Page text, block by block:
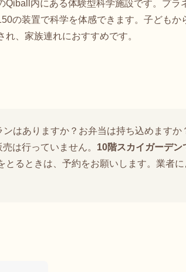
Qiball内にある体験型科学施設です。プ
の装置で科学を体感できます。子どもか
、家族連れにおすすめです。
はありますか？お弁当は持ち込めますか
は行っていません。 10階スカイガーデ
とるときは、予約をお願いします。業者